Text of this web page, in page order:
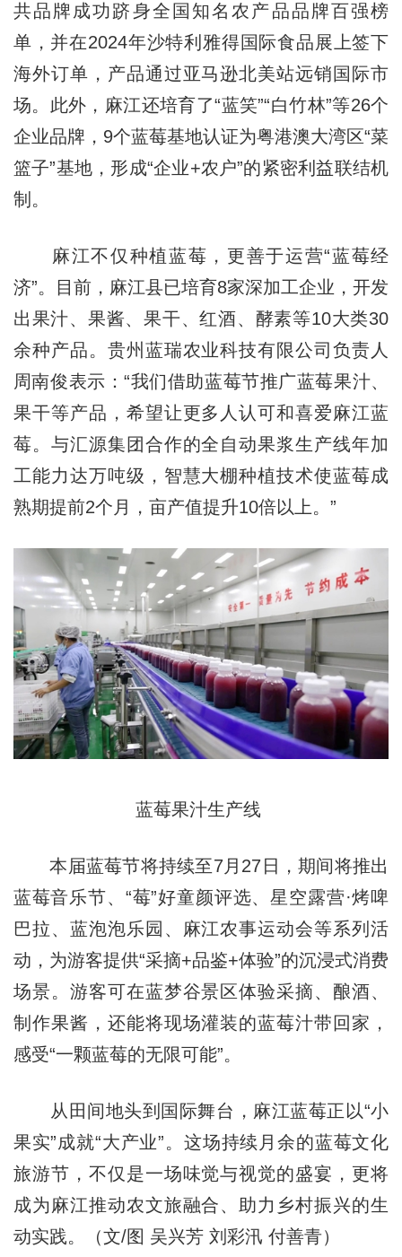
共品牌成功跻身全国知名农产品品牌百强榜
单，并在2024年沙特利雅得国际食品展上签下
海外订单，产品通过亚马逊北美站远销国际市
场。此外，麻江还培育了“蓝笑”“白竹林”等26个
企业品牌，9个蓝莓基地认证为粤港澳大湾区“菜
篮子”基地，形成“企业+农户”的紧密利益联结机
制。
麻江不仅种植蓝莓，更善于运营“蓝莓经
济”。目前，麻江县已培育8家深加工企业，开发
出果汁、果酱、果干、红酒、酵素等10大类30
余种产品。贵州蓝瑞农业科技有限公司负责人
周南俊表示：“我们借助蓝莓节推广蓝莓果汁、
果干等产品，希望让更多人认可和喜爱麻江蓝
莓。与汇源集团合作的全自动果浆生产线年加
工能力达万吨级，智慧大棚种植技术使蓝莓成
熟期提前2个月，亩产值提升10倍以上。”
蓝莓果汁生产线
本届蓝莓节将持续至7月27日，期间将推出
蓝莓音乐节、“莓”好童颜评选、星空露营·烤啤
巴拉、蓝泡泡乐园、麻江农事运动会等系列活
动，为游客提供“采摘+品鉴+体验”的沉浸式消费
场景。游客可在蓝梦谷景区体验采摘、酿酒、
制作果酱，还能将现场灌装的蓝莓汁带回家，
感受“一颗蓝莓的无限可能”。
从田间地头到国际舞台，麻江蓝莓正以“小
果实”成就“大产业”。这场持续月余的蓝莓文化
旅游节，不仅是一场味觉与视觉的盛宴，更将
成为麻江推动农文旅融合、助力乡村振兴的生
动实践。（文/图 吴兴芳 刘彩汛 付善青）